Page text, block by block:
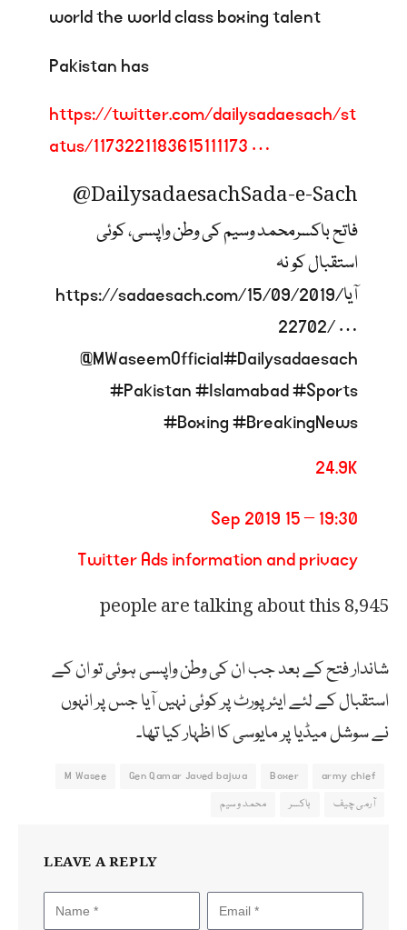
world the world class boxing talent
Pakistan has
https://twitter.com/dailysadaesach/st
atus/1173221183615111173 …
Sada-e-Sach
@Dailysadaesach
فاتح باکسرمحمد وسیم کی وطن واپسی، کوئی
استقبال کو نہ
آیا
https://sadaesach.com/15/09/2019/
22702/…
@MWaseemOfficial#Dailysadaesach
#Pakistan#Islamabad#Sports
#Boxing#BreakingNews
24.9K
19:30 – 15 Sep 2019
Twitter Ads information and privacy
8,945 people are talking about this
شاندار فتح کے بعد جب ان کی وطن واپسی ہوئی تو ان کے
استقبال کے لئے ایئرپورٹ پر کوئی نہیں آیا جس پر انہوں
نے سوشل میڈیا پر مایوسی کا اظہار کیا تھا۔
army chief
Boxer
Gen Qamar Javed bajwa
M Wasee
آرمی چیف
باکسر محمد وسیم
LEAVE A REPLY